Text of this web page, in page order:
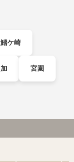
鰭ケ崎
加 宮園